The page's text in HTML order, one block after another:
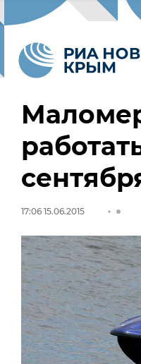
17:06 15.06.2015